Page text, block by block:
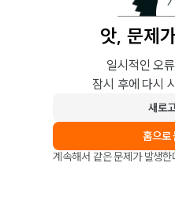
앗, 문제
일시적인 오
잠시 후에 다시
새로
홈으로
계속해서 같은 문제가 발생한